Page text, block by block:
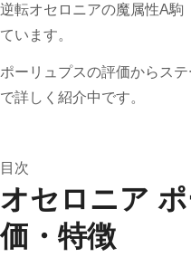
逆転オセロニアの魔属性A駒
ています。
ポーリュプスの評価からス
で詳しく紹介中です。
目次
オセロニア
価・特徴